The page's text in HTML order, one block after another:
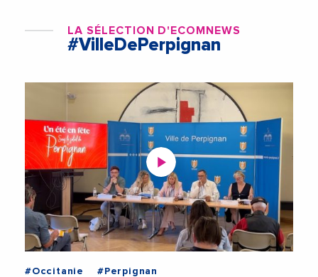
LA SÉLECTION D'ECOMNEWS
#VilleDePerpignan
#Occitanie
#Perpignan